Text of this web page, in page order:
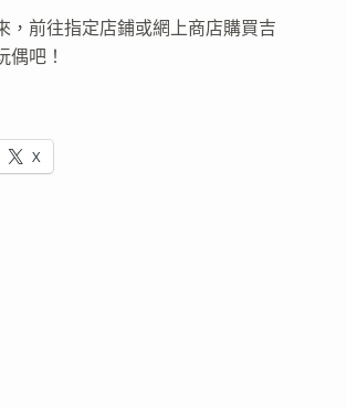
，前往指定店鋪或網上商店購買吉
偶吧！
X